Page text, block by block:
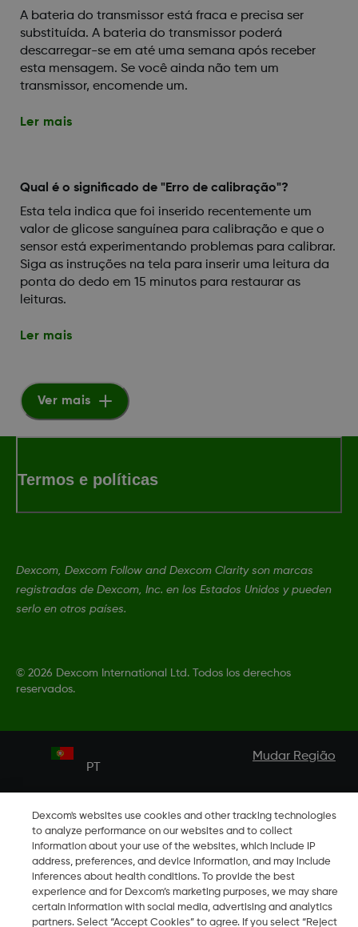
A bateria do transmissor está fraca e precisa ser
substituída. A bateria do transmissor poderá
descarregar-se em até uma semana após receber
esta mensagem. Se você ainda não tem um
transmissor, encomende um.
Ler mais
Qual é o significado de "Erro de calibração"?
Esta tela indica que foi inserido recentemente um
valor de glicose sanguínea para calibração e que o
sensor está experimentando problemas para calibrar.
Siga as instruções na tela para inserir uma leitura da
ponta do dedo em 15 minutos para restaurar as
leituras.
Ler mais
Ver mais
Termos e políticas
Dexcom, Dexcom Follow and Dexcom Clarity son marcas
registradas de Dexcom, Inc. en los Estados Unidos y pueden
serlo en otros países.
© 2026 Dexcom International Ltd. Todos los derechos
reservados.
PT
Mudar Região
Dexcom's websites use cookies and other tracking technologies
to analyze performance on our websites and to collect
information about your use of the websites, which include IP
address, preferences, and device information, and may include
inferences about health conditions. To provide the best
experience and for Dexcom’s marketing purposes, we may share
certain information with social media, advertising and analytics
partners. Select “Accept Cookies” to agree. If you select “Reject